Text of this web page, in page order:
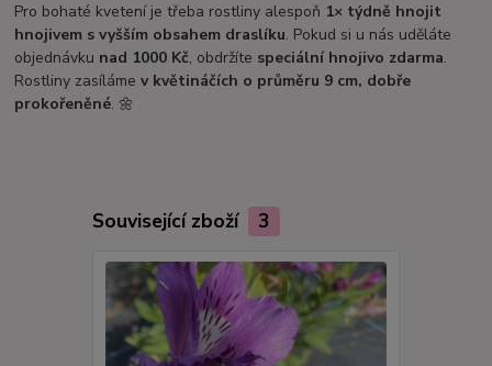
Pro bohaté kvetení je třeba rostliny alespoň 1× týdně hnojit
hnojivem s vyšším obsahem draslíku. Pokud si u nás uděláte
objednávku nad 1000 Kč, obdržíte speciální hnojivo zdarma.
Rostliny zasílámev květináčích o průměru 9 cm, dobře
prokořeněné. 🌼
Související zboží 3